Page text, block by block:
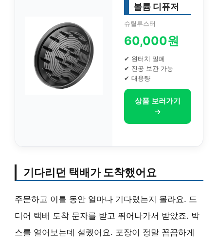
볼륨 디퓨저
슈틸루스터
60,000원
✔ 원터치 밀폐
✔ 진공 보관 가능
✔ 대용량
상품 보러가기
→
기다리던 택배가 도착했어요
주문하고 이틀 동안 얼마나 기다렸는지 몰라요. 드
디어 택배 도착 문자를 받고 뛰어나가서 받았죠. 박
스를 열어보는데 설렜어요. 포장이 정말 꼼꼼하게